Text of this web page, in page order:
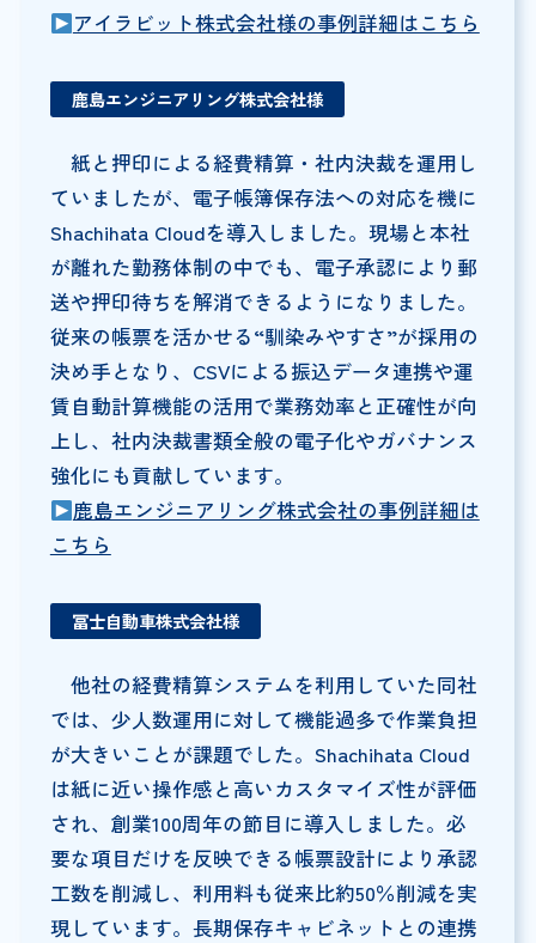
アイラビット株式会社様の事例詳細はこちら
鹿島エンジニアリング株式会社様
紙と押印による経費精算・社内決裁を運用し
ていましたが、電子帳簿保存法への対応を機に
Shachihata Cloudを導入しました。現場と本社
が離れた勤務体制の中でも、電子承認により郵
送や押印待ちを解消できるようになりました。
従来の帳票を活かせる“馴染みやすさ”が採用の
決め手となり、CSVによる振込データ連携や運
賃自動計算機能の活用で業務効率と正確性が向
上し、社内決裁書類全般の電子化やガバナンス
強化にも貢献しています。
鹿島エンジニアリング株式会社の事例詳細は
こちら
冨士自動車株式会社様
他社の経費精算システムを利用していた同社
では、少人数運用に対して機能過多で作業負担
が大きいことが課題でした。Shachihata Cloud
は紙に近い操作感と高いカスタマイズ性が評価
され、創業100周年の節目に導入しました。必
要な項目だけを反映できる帳票設計により承認
工数を削減し、利用料も従来比約50％削減を実
現しています。長期保存キャビネットとの連携